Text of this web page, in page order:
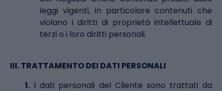
leggi vigenti, in particolare contenuti che
violano i diritti di proprietà intellettuale di
terzi o i loro diritti personali.
III.TRATTAMENTO DEI DATI PERSONALI
1. I dati personali del Cliente sono trattati da